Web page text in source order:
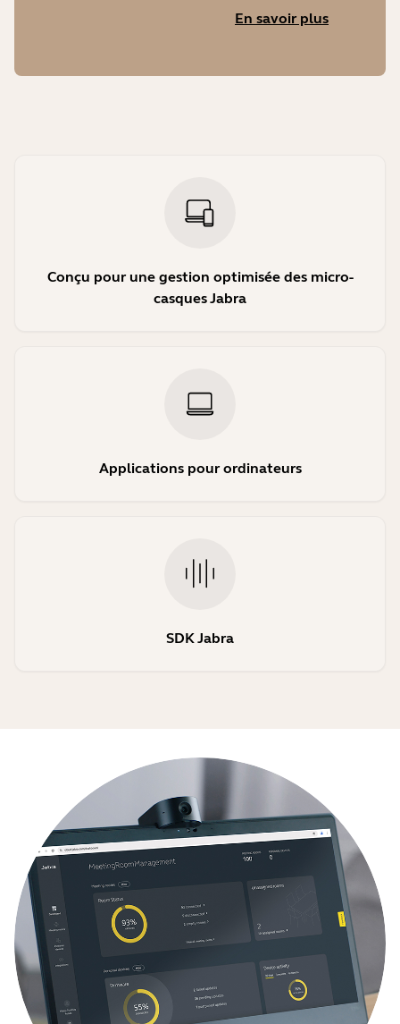
En savoir plus
Conçu pour une gestion optimisée des micro-
casques Jabra
Applications pour ordinateurs
SDK Jabra